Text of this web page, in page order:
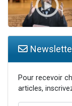
Pour recevoir
articles,